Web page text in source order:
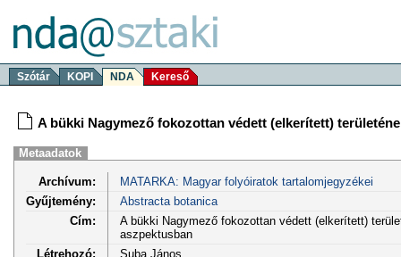
Szótár KOPI NDA Kereső
A bükki Nagymező fokozottan védett (elkerített)
Metaadatok
Archívum:
MATARKA: Magyar folyóiratok tartalomjegyzékei
Gyűjtemény:
Abstracta botanica
Cím:
A bükki Nagymező fokozottan védett (elkerített)
aszpektusban
Létrehozó:
Suba János